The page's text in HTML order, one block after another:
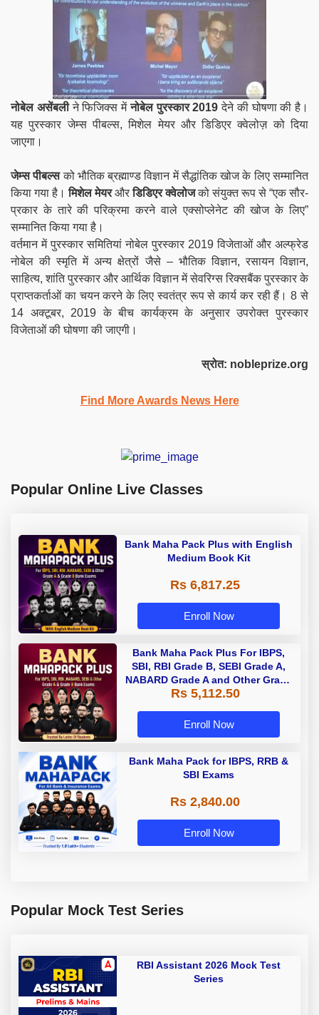
नोबेल असेंबलीने फिजिक्स मेंनोबेल पुरस्कार 2019 देने की घोषणा की है।
यह पुरस्कार जेम्स पीबल्स, मिशेल मेयर और डिडिएर क्वेलोज़ को दिया
जाएगा।
जेम्स पीबल्सको भौतिक ब्रह्माण्ड विज्ञान में सैद्धांतिक खोज के लिए सम्मानित
किया गया है।मिशेल मेयरऔरडिडिएर क्वेलोजको संयुक्त रूप से “एक सौर-
प्रकार के तारे की परिक्रमा करने वाले एक्सोप्लेनेट की खोज के लिए”
सम्मानित किया गया है।
वर्तमान में पुरस्कार समितियां नोबेल पुरस्कार 2019 विजेताओं और अल्फ्रेड
नोबेल की स्मृति में अन्य क्षेत्रों जैसे – भौतिक विज्ञान, रसायन विज्ञान,
साहित्य, शांति पुरस्कार और आर्थिक विज्ञान में सेवरिग्स रिक्सबैंक पुरस्कार के
प्राप्तकर्ताओं का चयन करने के लिए स्वतंत्र रूप से कार्य कर रही हैं। 8 से
14 अक्टूबर, 2019 के बीच कार्यक्रम के अनुसार उपरोक्त पुरस्कार
विजेताओं की घोषणा की जाएगी।
स्रोत: nobleprize.org
Find More Awards News Here
Popular Online Live Classes
Bank Maha Pack Plus with English
Medium Book Kit
Rs 6,817.25
Enroll Now
Bank Maha Pack Plus For IBPS,
SBI, RBI Grade B, SEBI Grade A,
NABARD Grade A and Other Grade
A & Grade B Bank Exams
Rs 5,112.50
Enroll Now
Bank Maha Pack for IBPS, RRB &
SBI Exams
Rs 2,840.00
Enroll Now
Popular Mock Test Series
RBI Assistant 2026 Mock Test
Series